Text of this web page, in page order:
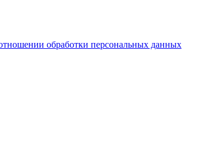
обработки персональных данных